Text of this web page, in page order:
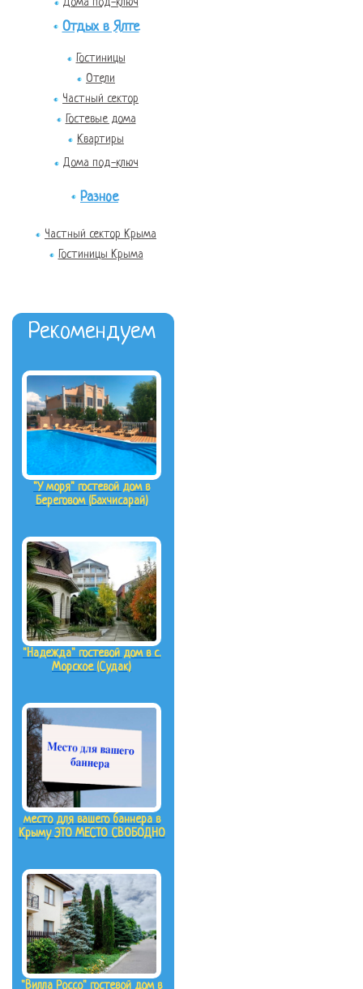
Отдых в Ялте
Гостиницы
Отели
Частный сектор
Гостевые дома
Квартиры
Дома под-ключ
Разное
Частный сектор Крыма
Гостиницы Крыма
Рекомендуем
"У моря" гостевой дом в
Береговом (Бахчисарай)
"Надежда" гостевой дом в с.
Морское (Судак)
место для вашего баннера в
Крыму ЭТО МЕСТО СВОБОДНО
"Вилла Россо" гостевой дом в